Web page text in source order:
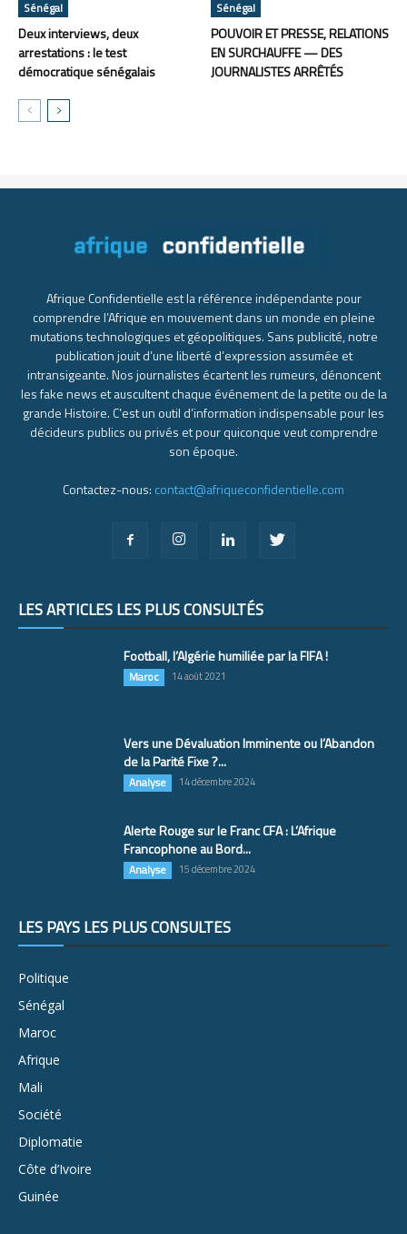
Sénégal
Deux interviews, deux
arrestations : le test
démocratique sénégalais
Sénégal
POUVOIR ET PRESSE, RELATIONS
EN SURCHAUFFE — DES
JOURNALISTES ARRÊTÉS
Afrique Confidentielle est la référence indépendante pour
comprendre l’Afrique en mouvement dans un monde en pleine
mutations technologiques et géopolitiques. Sans publicité, notre
publication jouit d’une liberté d’expression assumée et
intransigeante. Nos journalistes écartent les rumeurs, dénoncent
les fake news et auscultent chaque événement de la petite ou de la
grande Histoire. C’est un outil d’information indispensable pour les
décideurs publics ou privés et pour quiconque veut comprendre
son époque.
Contactez-nous: contact@afriqueconfidentielle.com
LES ARTICLES LES PLUS CONSULTÉS
Football, l’Algérie humiliée par la FIFA !
Maroc 14 août 2021
Vers une Dévaluation Imminente ou l’Abandon
de la Parité Fixe ?...
Analyse 14 décembre 2024
Alerte Rouge sur le Franc CFA : L’Afrique
Francophone au Bord...
Analyse 15 décembre 2024
LES PAYS LES PLUS CONSULTÉS
Politique
Sénégal
Maroc
Afrique
Mali
Société
Diplomatie
Côte d’Ivoire
Guinée